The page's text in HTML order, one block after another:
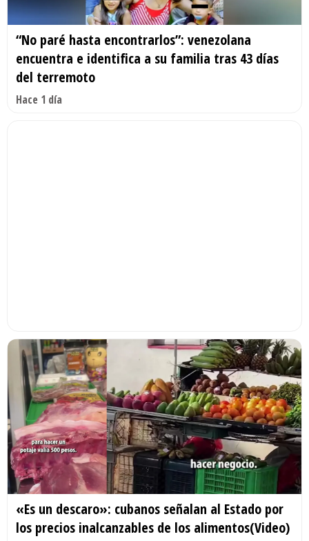
“No paré hasta encontrarlos”: venezolana
encuentra e identifica a su familia tras 43 días
del terremoto
Hace 1 día
«Es un descaro»: cubanos señalan al Estado por
los precios inalcanzables de los alimentos(Video)